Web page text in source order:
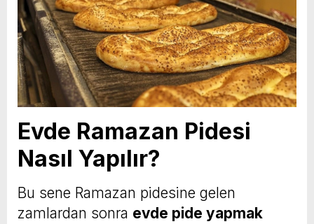
Evde Ramazan Pidesi
Nasıl Yapılır?
Bu sene Ramazan pidesine gelen
zamlardan sonra evde pide yapmak